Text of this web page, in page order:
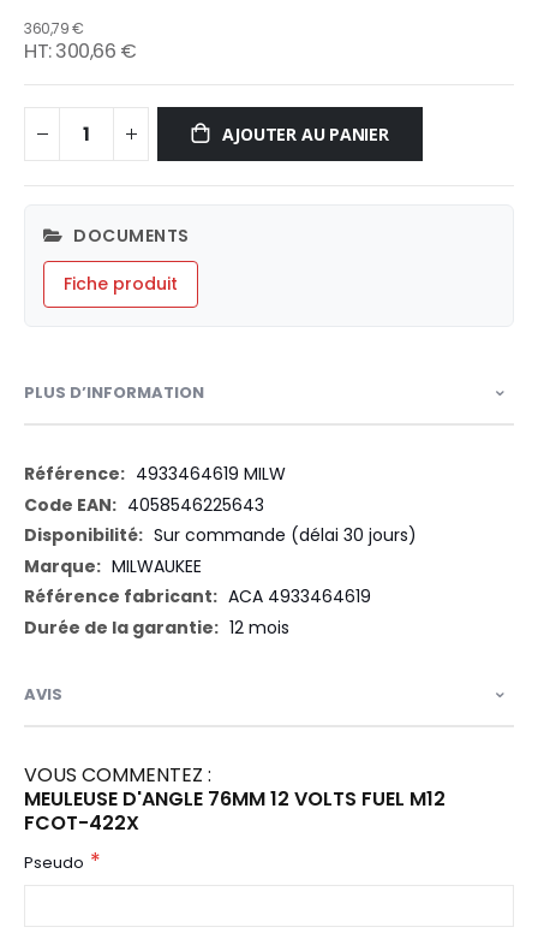
360,79 €
300,66 €
AJOUTER AU PANIER
DOCUMENTS
Fiche produit
PLUS D’INFORMATION
Plus
d’information
4933464619 MILW
4058546225643
Sur commande (délai 30 jours)
MILWAUKEE
ACA 4933464619
12 mois
AVIS
VOUS COMMENTEZ :
MEULEUSE D'ANGLE 76MM 12 VOLTS FUEL M12
FCOT-422X
Pseudo